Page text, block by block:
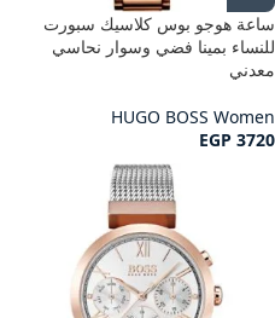
ساعة هوجو بوس كلاسيك سبورت
للنساء بمينا فضي وسوار نحاسي
معدني
HUGO BOSS Women
EGP 3720